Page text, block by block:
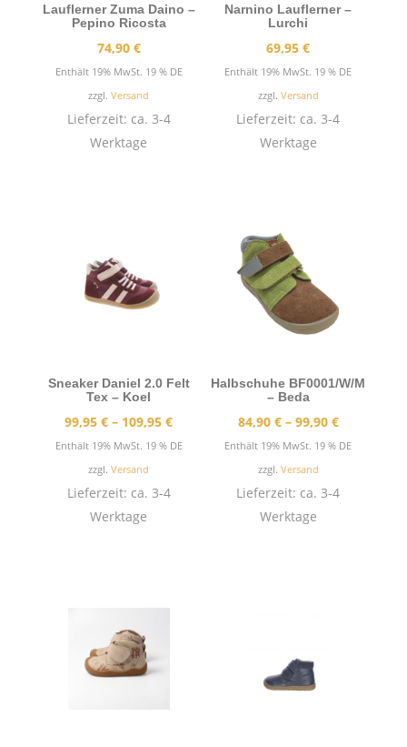
Lauflerner Zuma Daino –
Pepino Ricosta
74,90 €
Enthält 19% MwSt. 19 % DE
zzgl.Versand
Lieferzeit: ca. 3-4
Werktage
Narnino Lauflerner –
Lurchi
69,95€
Enthält 19% MwSt. 19 % DE
zzgl. Versand
Lieferzeit: ca. 3-4
Werktage
Sneaker Daniel 2.0 Felt
Tex – Koel
99,95€ – 109,95€Preisspanne:
99,95 €
Enthält 19% MwSt. 19 % DE
zzgl.Versand
Lieferzeit: ca. 3-4
Werktage
Halbschuhe BF0001/W/M
– Beda
84,90 € – 99,90 €
84,90 €
99,90 €
Enthält 19% MwSt. 19 % DE
zzgl. Versand
Lieferzeit: ca. 3-4
Werktage